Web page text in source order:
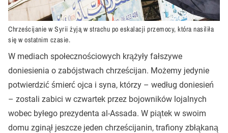
Chrześcijanie w Syrii żyją w strachu po eskalacji przemocy, która nasiliła
się w ostatnim czasie.
W mediach społecznościowych krążyły fałszywe
doniesienia o zabójstwach chrześcijan. Możemy jedynie
potwierdzić śmierć ojca i syna, którzy – według doniesień
– zostali zabici w czwartek przez bojowników lojalnych
wobec byłego prezydenta al-Assada. W piątek w swoim
domu zginął jeszcze jeden chrześcijanin, trafiony zbłąkaną